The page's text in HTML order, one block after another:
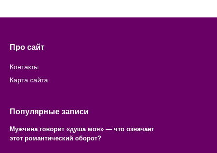
Про сайт
Контакты
Карта сайта
Популярные записи
Мужчина говорит «душа моя» — что означает
этот романтический оборот?